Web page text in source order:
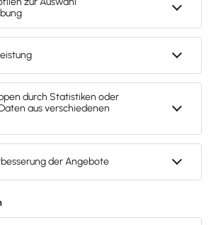
Hanna
Medizin-Studentin